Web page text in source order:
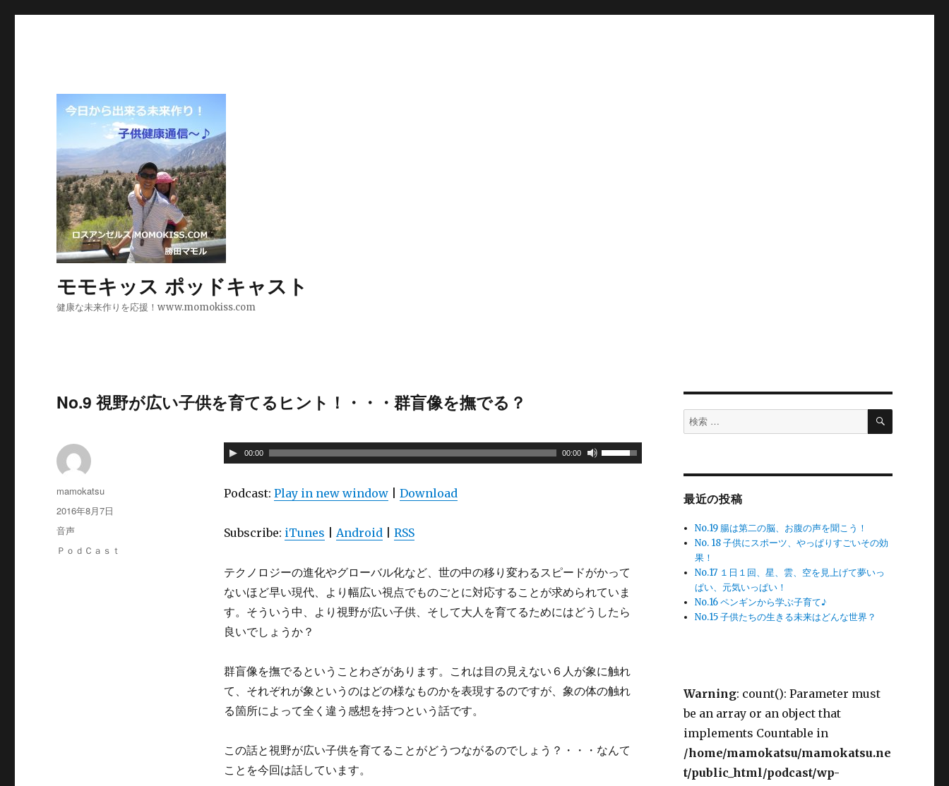
モモキッス ポッドキャスト
健康な未来作りを応援！www.momokiss.com
No.9 視野が広い子供を育てるヒント！・・・群盲像を撫でる？
00:00 00:00
Podcast: Play in new window| Download
Subscribe: iTunes Android| RSS
テクノロジーの進化やグローバル化など、世の中の移り変わるスピードがかって
ないほど早い現代、より幅広い視点でものごとに対応することが求められていま
す。そういう中、より視野が広い子供、そして大人を育てるためにはどうしたら
良いでしょうか？
群盲像を撫でるということわざがあります。これは目の見えない６人が象に触れ
て、それぞれが象というのはどの様なものかを表現するのですが、象の体の触れ
る箇所によって全く違う感想を持つという話です。
この話と視野が広い子供を育てることがどうつながるのでしょう？・・・なんて
ことを今回は話しています。
投
稿
mamokatsu
投
稿
日:
2016年8月7日
フ
ォ
音声
カ
ＰｏｄＣａｓｔ
検
索
検
最近の投稿
No.19 腸は第二の脳、お腹の声を聞こう！
No. 18 子供にスポーツ、やっぱりすごいその効
果！
No.17 １日１回、星、雲、空を見上げて夢いっ
ぱい、元気いっぱい！
No.16 ペンギンから学ぶ子育て♪
No.15 子供たちの生きる未来はどんな世界？
Warning: count(): Parameter must
be an array or an object that
implements Countable in
/home/mamokatsu/mamokatsu.ne
t/public_html/podcast/wp-